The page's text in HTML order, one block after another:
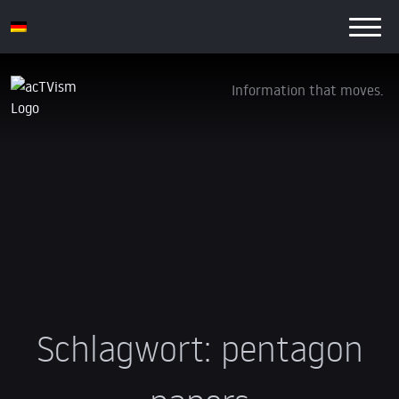
Information that moves.
Schlagwort: pentagon